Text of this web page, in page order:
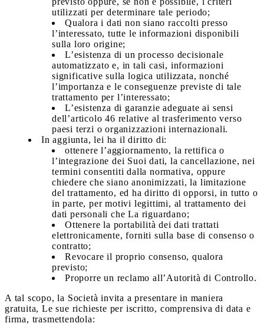
utilizzati per determinare tale periodo;
Qualora i dati non siano raccolti presso
l’interessato, tutte le informazioni disponibili
sulla loro origine;
L’esistenza di un processo decisionale
automatizzato e, in tali casi, informazioni
significative sulla logica utilizzata, nonché
l’importanza e le conseguenze previste di tale
trattamento per l’interessato;
L’esistenza di garanzie adeguate ai sensi
dell’articolo 46 relative al trasferimento verso
paesi terzi o organizzazioni internazionali.
In aggiunta, lei ha il diritto di:
ottenere l’aggiornamento, la rettifica o
l’integrazione dei Suoi dati, la cancellazione, nei
termini consentiti dalla normativa, oppure
chiedere che siano anonimizzati, la limitazione
del trattamento, ed ha diritto di opporsi, in tutto o
in parte, per motivi legittimi, al trattamento dei
dati personali che La riguardano;
Ottenere la portabilità dei dati trattati
elettronicamente, forniti sulla base di consenso o
contratto;
Revocare il proprio consenso, qualora
previsto;
Proporre un reclamo all’Autorità di Controllo.
A tal scopo, la Società invita a presentare in maniera
gratuita, Le sue richieste per iscritto, comprensiva di data e
firma, trasmettendola: